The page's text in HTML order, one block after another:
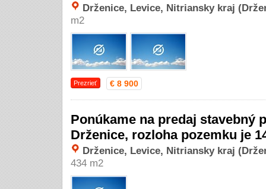
Drženice, Levice, Nitriansky kraj
m2
Prezrieť € 8 900
Ponúkame na predaj stavebný
Drženice, rozloha pozemku je
Drženice, Levice, Nitriansky kraj
434 m2